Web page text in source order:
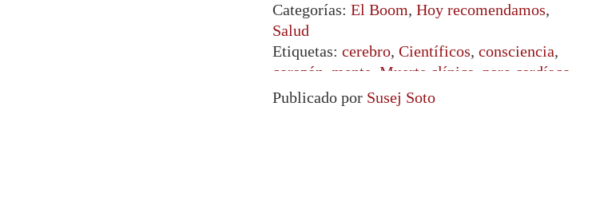
Categorías: El Boom, Hoy recomendamos,
Salud
Etiquetas: cerebro, Científicos, consciencia,
corazón mente Muerte clínica paro cardíaco
salud,via después d ela muerte
Publicado por Susej Soto